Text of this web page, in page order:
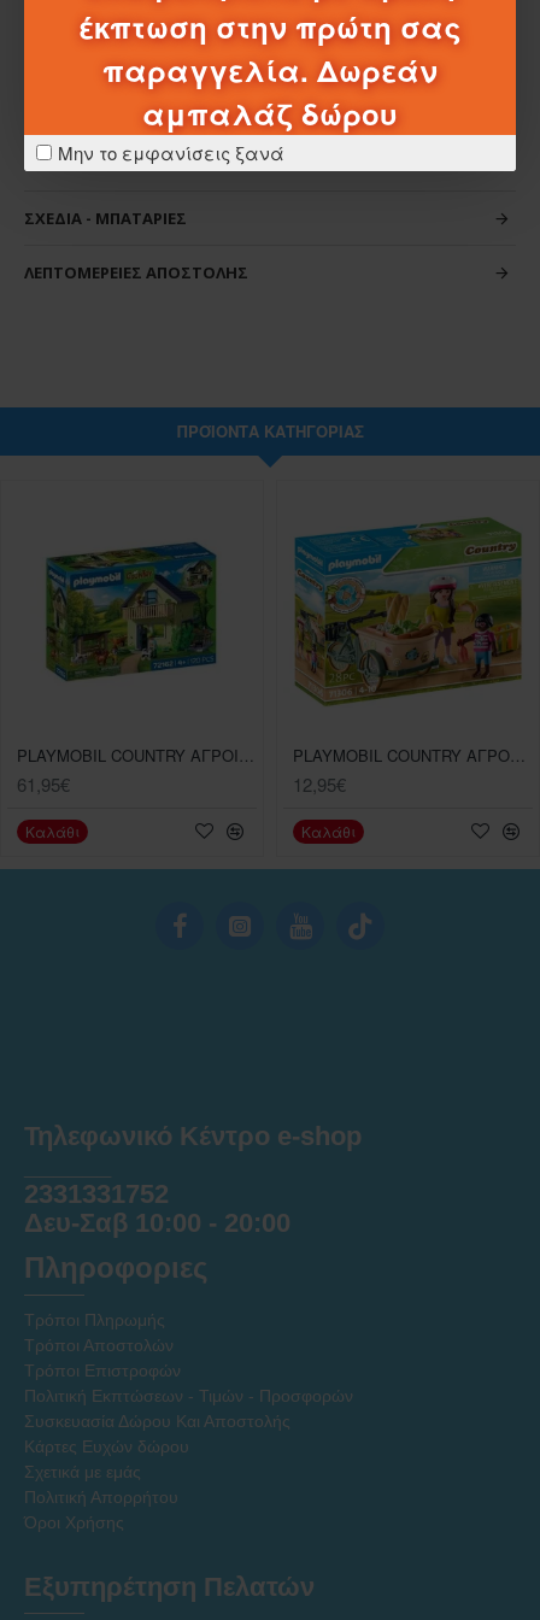
έκπτωση στην πρώτη σας
παραγγελία. Δωρεάν
αμπαλάζ δώρου
Μην το εμφανίσεις ξανά
ΧΑΡΑΚΤΗΡΙΣΤΙΚΆ
ΣΧΈΔΙΑ - ΜΠΑΤΑΡΊΕΣ
ΛΕΠΤΟΜΈΡΕΙΕΣ ΑΠΟΣΤΟΛΉΣ
ΠΡΟΪΌΝΤΑ ΚΑΤΗΓΟΡΊΑΣ
PLAYMOBIL COUNTRY ΑΓΡΟΙΚΙΑ
61,95€
Καλάθι
PLAYMOBIL COUNTRY ΑΓΡΟΤΙΚΟ CARGO BIKE
12,95€
Καλάθι
Τηλεφωνικό Κέντρο e-shop
2331331752
Δευ-Σαβ 10:00 - 20:00
Πληροφοριες
Τρόποι Πληρωμής
Τρόποι Αποστολών
Τρόποι Επιστροφών
Πολιτική Εκπτώσεων - Τιμών - Προσφορών
Συσκευασία Δώρου Και Αποστολής
Κάρτες Ευχών δώρου
Σχετικά με εμάς
Πολιτική Απορρήτου
Όροι Χρήσης
Εξυπηρέτηση Πελατών